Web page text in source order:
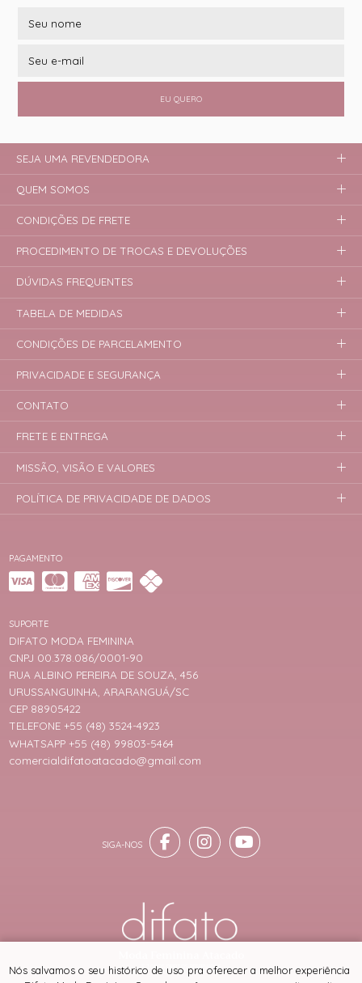
EU QUERO
PAGAMENTO
SUPORTE
DIFATO MODA FEMININA
CNPJ 00.378.086/0001-90
RUA ALBINO PEREIRA DE SOUZA, 456
URUSSANGUINHA, ARARANGUÁ/SC
CEP 88905422
TELEFONE +55 (48) 3524-4923
WHATSAPP +55 (48) 99803-5464
comercialdifatoatacado@gmail.com
SEJA UMA REVENDEDORA
QUEM SOMOS
CONDIÇÕES DE FRETE
PROCEDIMENTO DE TROCAS E DEVOLUÇÕES
DÚVIDAS FREQUENTES
TABELA DE MEDIDAS
CONDIÇÕES DE PARCELAMENTO
PRIVACIDADE E SEGURANÇA
CONTATO
FRETE E ENTREGA
MISSÃO, VISÃO E VALORES
POLÍTICA DE PRIVACIDADE DE DADOS
® TODOS DIREITOS RESERVADOS
Nós salvamos o seu histórico de uso pra oferecer a melhor experiência